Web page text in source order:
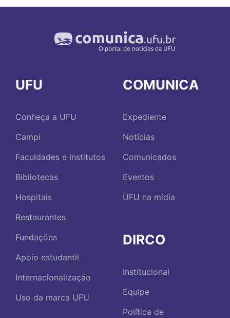
UFU
Conheça a UFU
Campi
Faculdades e Institutos
Bibliotecas
Hospitais
Restaurantes
Fundações
Apoio estudantil
Internacionalização
Uso da marca UFU
COMUNICA
Expediente
Notícias
Comunicados
Eventos
UFU na mídia
DIRCO
Institucional
Equipe
Política de